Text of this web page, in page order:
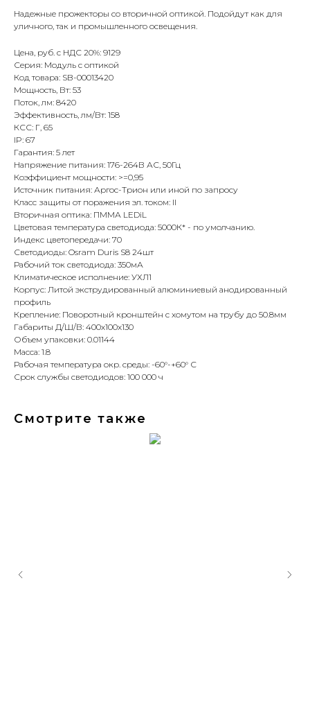
Надежные прожекторы со вторичной оптикой. Подойдут как для
уличного, так и промышленного освещения.
Цена, руб. с НДС 20%: 9129
Серия: Модуль с оптикой
Код товара: SB-00013420
Мощность, Вт: 53
Поток, лм: 8420
Эффективность, лм/Вт: 158
КСС: Г, 65
IP: 67
Гарантия: 5 лет
Напряжение питания: 176-264В АС, 50Гц
Коэффициент мощности: >=0,95
Источник питания: Аргос-Трион или иной по запросу
Класс защиты от поражения эл. током: II
Вторичная оптика: ПММА LEDiL
Цветовая температура светодиода: 5000К* - по умолчанию.
Индекс цветопередачи: 70
Светодиоды: Osram Duris S8 24шт
Рабочий ток светодиода: 350мА
Климатическое исполнение: УХЛ1
Корпус: Литой экструдированный алюминиевый анодированный
профиль
Крепление: Поворотный кронштейн с хомутом на трубу до 50.8мм
Габариты Д/Ш/В: 400х100х130
Объем упаковки: 0.01144
Масса: 1.8
Рабочая температура окр. среды: -60°-+60° С
Срок службы светодиодов: 100 000 ч
Смотрите также